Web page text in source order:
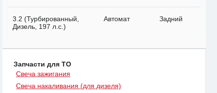
3.2 (Турбированный,
Дизель, 197 л.с.)
Автомат Задний
Запчасти для ТО
Свеча зажигания
Свеча накаливания (для дизеля)